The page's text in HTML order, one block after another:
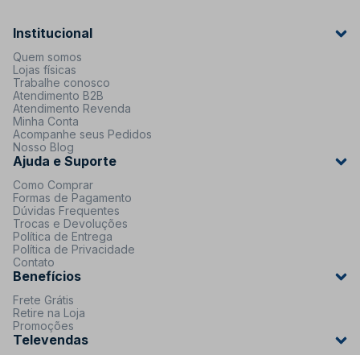
Institucional
Quem somos
Lojas físicas
Trabalhe conosco
Atendimento B2B
Atendimento Revenda
Minha Conta
Acompanhe seus Pedidos
Nosso Blog
Ajuda e Suporte
Como Comprar
Formas de Pagamento
Dúvidas Frequentes
Trocas e Devoluções
Política de Entrega
Política de Privacidade
Contato
Benefícios
Frete Grátis
Retire na Loja
Promoções
Televendas